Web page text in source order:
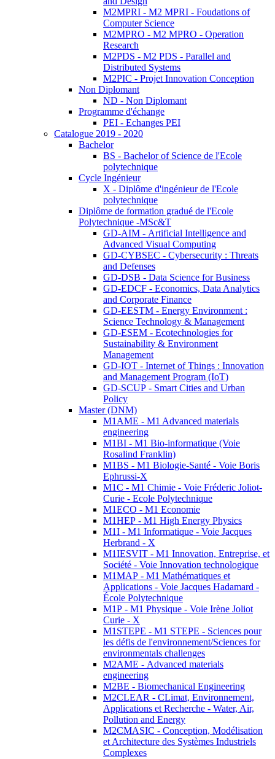
M2MPRI - M2 MPRI - Foudations of
Computer Science
M2MPRO - M2 MPRO - Operation
Research
M2PDS - M2 PDS - Parallel and
Distributed Systems
M2PIC - Projet Innovation Conception
Non Diplomant
ND - Non Diplomant
Programme d'échange
PEI - Echanges PEI
Catalogue 2019 - 2020
Bachelor
BS - Bachelor of Science de l'Ecole
polytechnique
Cycle Ingénieur
X - Diplôme d'ingénieur de l'Ecole
polytechnique
Diplôme de formation gradué de l'Ecole
Polytechnique -MSc&T
GD-AIM - Artificial Intelligence and
Advanced Visual Computing
GD-CYBSEC - Cybersecurity : Threats
and Defenses
GD-DSB - Data Science for Business
GD-EDCF - Economics, Data Analytics
and Corporate Finance
GD-EESTM - Energy Environment :
Science Technology & Management
GD-ESEM - Ecotechnologies for
Sustainability & Environment
Management
GD-IOT - Internet of Things : Innovation
and Management Program (IoT)
GD-SCUP - Smart Cities and Urban
Policy
Master (DNM)
M1AME - M1 Advanced materials
engineering
M1BI - M1 Bio-informatique (Voie
Rosalind Franklin)
M1BS - M1 Biologie-Santé - Voie Boris
Ephrussi-X
M1C - M1 Chimie - Voie Fréderic Joliot-
Curie - Ecole Polytechnique
M1ECO - M1 Economie
M1HEP - M1 High Energy Physics
M1I - M1 Informatique - Voie Jacques
Herbrand - X
M1IESVIT - M1 Innovation, Entreprise, et
Société - Voie Innovation technologique
M1MAP - M1 Mathématiques et
Applications - Voie Jacques Hadamard -
École Polytechnique
M1P - M1 Physique - Voie Irène Joliot
Curie - X
M1STEPE - M1 STEPE - Sciences pour
les défis de l'environnement/Sciences for
environmentals challenges
M2AME - Advanced materials
engineering
M2BE - Biomechanical Engineering
M2CLEAR - CLimat, Environnement,
Applications et Recherche - Water, Air,
Pollution and Energy
M2CMASIC - Conception, Modélisation
et Architecture des Systèmes Industriels
Complexes